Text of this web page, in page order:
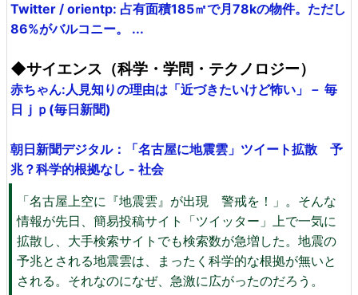
Twitter / orientp: 占有面積185㎡で月78kの物件。ただし
86%がバルコニー。 ...
◆サイエンス（科学・学問・テクノロジー）
赤ちゃん:人見知りの理由は「近づきたいけど怖い」－ 毎
日ｊｐ(毎日新聞)
朝日新聞デジタル：「名古屋に地震雲」ツイート拡散 予
兆？科学的根拠なし - 社会
「名古屋上空に『地震雲』が出現 警戒を！」。そんな
情報が先日、簡易投稿サイト「ツイッター」上で一気に
拡散し、大手検索サイトでも検索数が急増した。地震の
予兆とされる地震雲は、まったく科学的な根拠が無いと
される。それなのになぜ、急激に広がったのだろう。